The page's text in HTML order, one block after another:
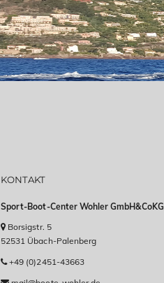
KONTAKT
Sport-Boot-Center Wohler GmbH&CoKG
Borsigstr. 5
52531 Übach-Palenberg
+49 (0)2451-43663